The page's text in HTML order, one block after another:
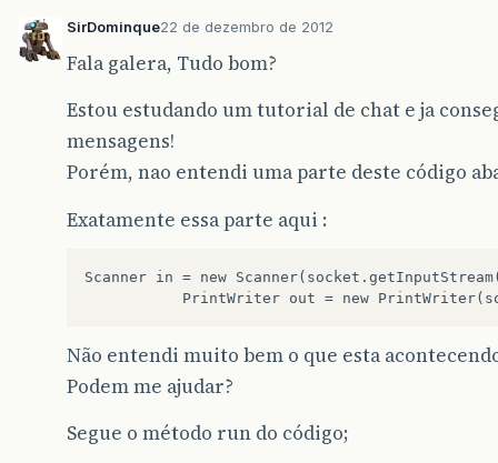
SirDominque22 de dezembro de 2012
Fala galera, Tudo bom?
Estou estudando um tutorial de chat e ja
mensagens!
Porém, nao entendi uma parte deste código
Exatamente essa parte aqui :
Scanner in = new
Não entendi muito bem o que esta
Podem me ajudar?
Segue o método run do código;